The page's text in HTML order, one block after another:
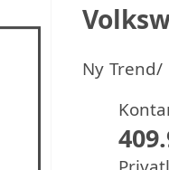
NyTrend/